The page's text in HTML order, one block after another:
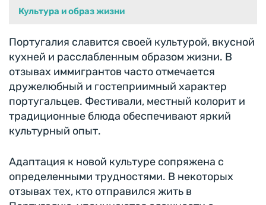
Культура и образ жизни
Португалия славится своей культурой, вкусной
кухней и расслабленным образом жизни. В
отзывах иммигрантов часто отмечается
дружелюбный и гостеприимный характер
португальцев. Фестивали, местный колорит и
традиционные блюда обеспечивают яркий
культурный опыт.
Адаптация к новой культуре сопряжена с
определенными трудностями. В некоторых
отзывах тех, кто отправился жить в